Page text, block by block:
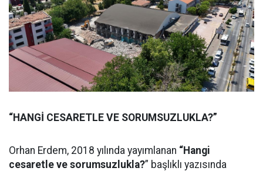
“HANGİ CESARETLE VE SORUMSUZLUKLA?”
Orhan Erdem, 2018 yılında yayımlanan “Hangi
cesaretle ve sorumsuzlukla?” başlıklı yazısında